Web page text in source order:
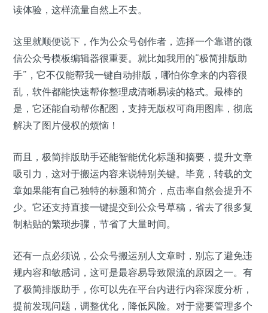
读体验，这样流量自然上不去。
这里就顺便说下，作为公众号创作者，选择一个靠谱的微
信公众号模板编辑器很重要。就比如我用的“极简排版助
手”，它不仅能帮我一键自动排版，哪怕你拿来的内容很
乱，软件都能快速帮你整理成清晰易读的格式。最棒的
是，它还能自动帮你配图，支持无版权可商用图库，彻底
解决了图片侵权的烦恼！
而且，极简排版助手还能智能优化标题和摘要，提升文章
吸引力，这对于搬运内容来说特别关键。毕竟，转载的文
章如果能有自己独特的标题和简介，点击率自然会提升不
少。它还支持直接一键提交到公众号草稿，省去了很多复
制粘贴的繁琐步骤，节省了大量时间。
还有一点必须说，公众号搬运别人文章时，别忘了避免违
规内容和敏感词，这可是最容易导致限流的原因之一。有
了极简排版助手，你可以先在平台内进行内容深度分析，
提前发现问题，调整优化，降低风险。对于需要管理多个